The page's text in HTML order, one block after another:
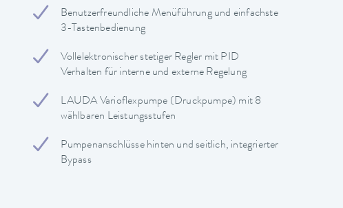
Benutzerfreundliche Menüführung und einfachste
3-Tastenbedienung
Vollelektronischer stetiger Regler mit PID
Verhalten für interne und externe Regelung
LAUDA Varioflexpumpe (Druckpumpe) mit 8
wählbaren Leistungsstufen
Pumpenanschlüsse hinten und seitlich, integrierter
Bypass